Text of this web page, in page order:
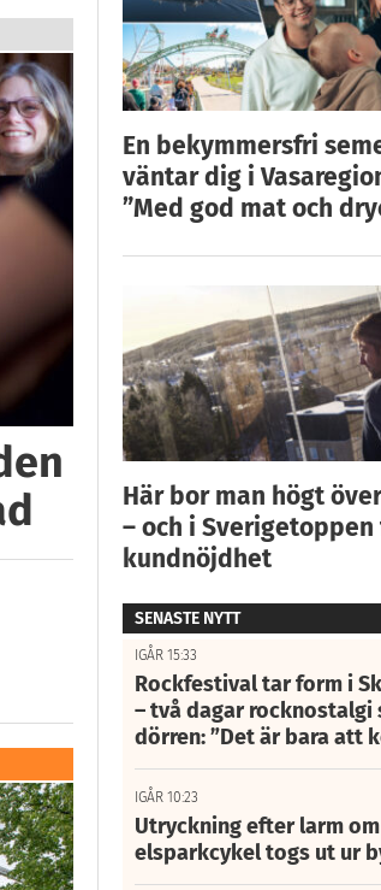
En bekymmersfri
väntar dig i
”Med god mat och
Här bor man högt
– och i Sverigetoppen
kundnöjdhet
SENASTE NYTT
IGÅR 15:33
Rockfestival tar form i
– två dagar rocknostalgi
dörren: ”Det är bara att
IGÅR 10:23
Utryckning efter larm
elsparkcykel togs ut ur